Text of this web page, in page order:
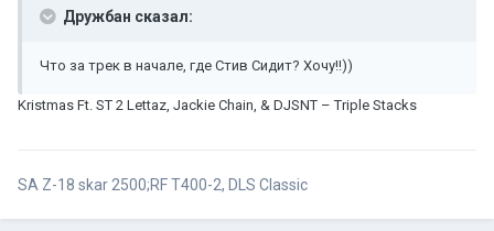
Дружбан сказал:
Что за трек в начале, где Стив Сидит? Хочу!!))
Kristmas Ft. ST 2 Lettaz, Jackie Chain, & DJSNT – Triple Stacks
SA Z-18 skar 2500;RF T400-2, DLS Classic